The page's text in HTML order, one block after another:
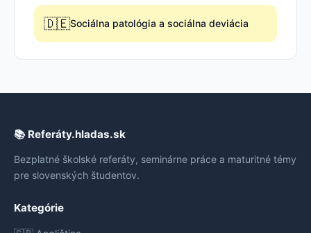
🇩🇪Sociálna patológia a sociálna deviácia
📚 Referáty.hladas.sk
Bezplatné školské referáty, seminárne práce a maturitné témy
pre slovenských študentov.
Kategórie